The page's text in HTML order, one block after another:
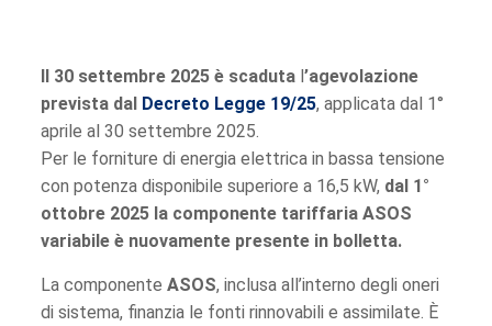
Il 30 settembre 2025 è scadutal’agevolazione
prevista dal Decreto Legge 19/25, applicata dal 1°
aprile al 30 settembre 2025.
Per le forniture di energia elettrica in bassa tensione
con potenza disponibile superiore a 16,5 kW, dal 1°
ottobre 2025 la componente tariffaria ASOS
variabile è nuovamente presente in bolletta.
La componente ASOS, inclusa all’interno degli oneri
di sistema, finanzia le fonti rinnovabili e assimilate. È